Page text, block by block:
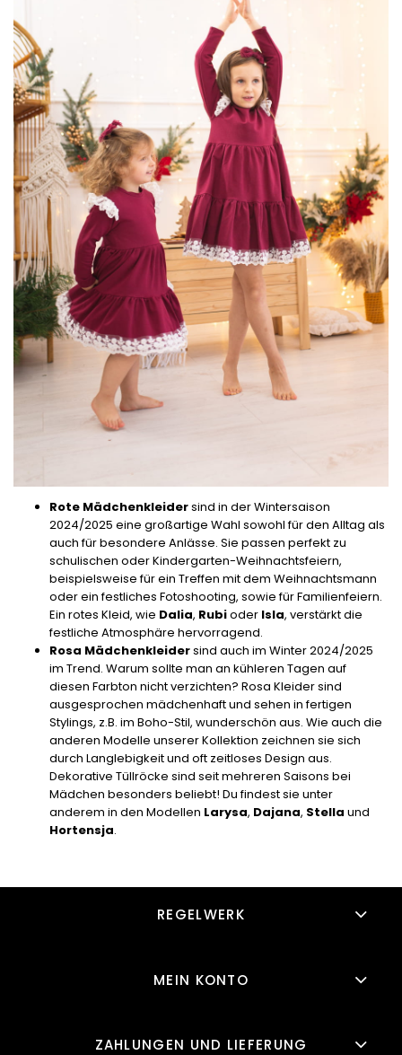
Rote Mädchenkleidersind in der Wintersaison
2024/2025 eine großartige Wahl sowohl für den Alltag als
auch für besondere Anlässe. Sie passen perfekt zu
schulischen oder Kindergarten-Weihnachtsfeiern,
beispielsweise für ein Treffen mit dem Weihnachtsmann
oder ein festliches Fotoshooting, sowie für Familienfeiern.
Ein rotes Kleid, wie Dalia, Rubioder Isla, verstärkt die
festliche Atmosphäre hervorragend.
Rosa Mädchenkleidersind auch im Winter 2024/2025
im Trend. Warum sollte man an kühleren Tagen auf
diesen Farbton nicht verzichten? Rosa Kleider sind
ausgesprochen mädchenhaft und sehen in fertigen
Stylings, z.B. im Boho-Stil, wunderschön aus. Wie auch die
anderen Modelle unserer Kollektion zeichnen sie sich
durch Langlebigkeit und oft zeitloses Design aus.
Dekorative Tüllröcke sind seit mehreren Saisons bei
Mädchen besonders beliebt! Du findest sie unter
anderem in den Modellen Larysa, Dajana, Stella und
Hortensja.
REGELWERK
MEIN KONTO
ZAHLUNGEN UND LIEFERUNG